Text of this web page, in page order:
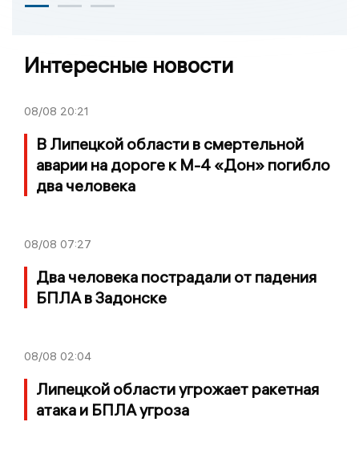
Интересные новости
08/08 20:21
В Липецкой области в смертельной
аварии на дороге к М-4 «Дон» погибло
два человека
08/08 07:27
Два человека пострадали от падения
БПЛА в Задонске
08/08 02:04
Липецкой области угрожает ракетная
атака и БПЛА угроза